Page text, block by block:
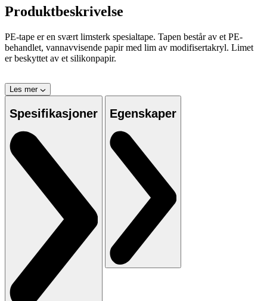
Produktbeskrivelse
PE-tape er en svært limsterk spesialtape. Tapen består av et PE-
behandlet, vannavvisende papir med lim av modifisertakryl. Limet
er beskyttet av et silikonpapir.
Les mer
Spesifikasjoner Egenskaper